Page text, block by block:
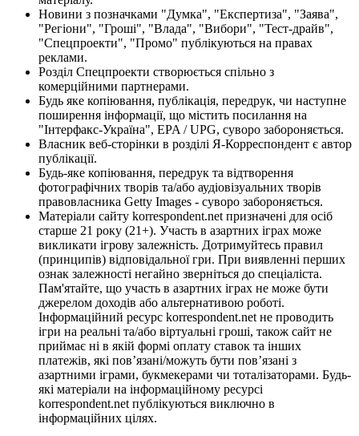
Новини з позначками "Думка", "Експертиза", "Заява",
"Регіони", "Гроші", "Влада", "Вибори", "Тест-драйв",
"Спецпроекти", "Промо" публікуються на правах
реклами.
Розділ Спецпроекти створюється спільно з
комерційними партнерами.
Будь яке копіювання, публікація, передрук, чи наступне
поширення інформації, що містить посилання на
"Інтерфакс-Україна", EPA / UPG, суворо забороняється.
Власник веб-сторінки в розділі Я-Корреспондент є автор
публікації.
Будь-яке копіювання, передрук та відтворення
фотографічних творів та/або аудіовізуальних творів
правовласника Getty Images - суворо забороняється.
Матеріали сайту korrespondent.net призначені для осіб
старше 21 року (21+). Участь в азартних іграх може
викликати ігрову залежність. Дотримуйтесь правил
(принципів) відповідальної гри. При виявленні перших
ознак залежності негайно зверніться до спеціаліста.
Пам'ятайте, що участь в азартних іграх не може бути
джерелом доходів або альтернативою роботі.
Інформаційний ресурс korrespondent.net не проводить
ігри на реальні та/або віртуальні гроші, також сайт не
приймає ні в якій формі оплату ставок та інших
платежів, які пов’язані/можуть бути пов’язані з
азартними іграми, букмекерами чи тоталізаторами. Будь-
які матеріали на інформаційному ресурсі
korrespondent.net публікуються виключно в
інформаційних цілях.